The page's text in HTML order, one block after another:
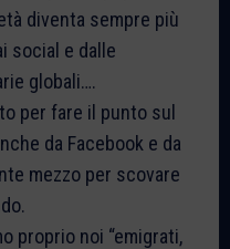
diventa sempre più
social e dalle
globali….
per fare il punto sul
da Facebook e da
mezzo per scovare
proprio noi “emigrati,